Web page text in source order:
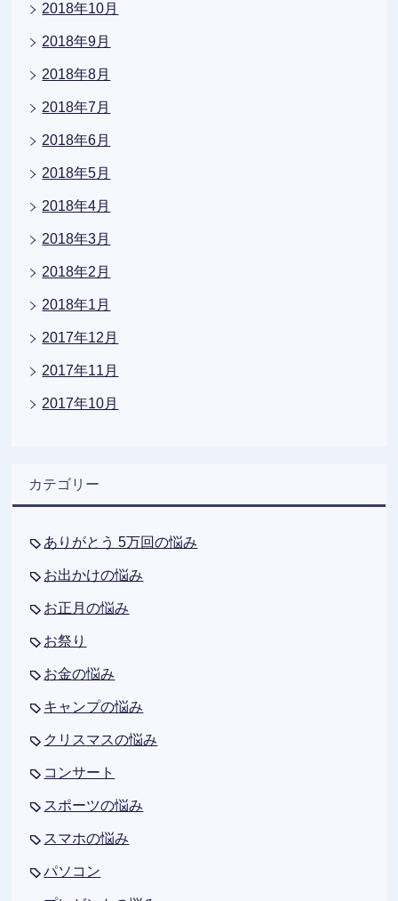
2018年10月
2018年9月
2018年8月
2018年7月
2018年6月
2018年5月
2018年4月
2018年3月
2018年2月
2018年1月
2017年12月
2017年11月
2017年10月
カテゴリー
ありがとう 5万回の悩み
お出かけの悩み
お正月の悩み
お祭り
お金の悩み
キャンプの悩み
クリスマスの悩み
コンサート
スポーツの悩み
スマホの悩み
パソコン